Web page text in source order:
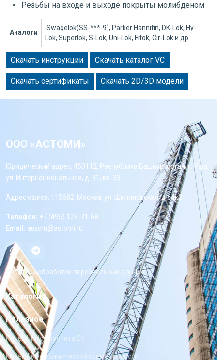
Резьбы на входе и выходе покрыты молибденом
Аналоги
Swagelok(SS-***-9), Parker Hannifin, DK-Lok, Hy-
Lok, Superlok, S-Lok, Uni-Lok, Fitok, Cir-Lok и др.
Скачать инструкции Скачать каталог VC
Скачать сертификаты Скачать 2D/3D модели
ООО «АСТОМИ»
Юридический адрес: 450112, Республика Башкортостан, г. Уфа,
ул. Интернациональная, д. 81, кв. 33
Адрес офиса: 115682, Москва, ул. Шипиловская, д 64к2
Телефон: +7 (495) 128-71-68
Email: asscm@astomi.ru
Политика обработки персональных данных
Каталоги
Полезное
Калькулятор расчета Cv
Калькулятор химической совместимости